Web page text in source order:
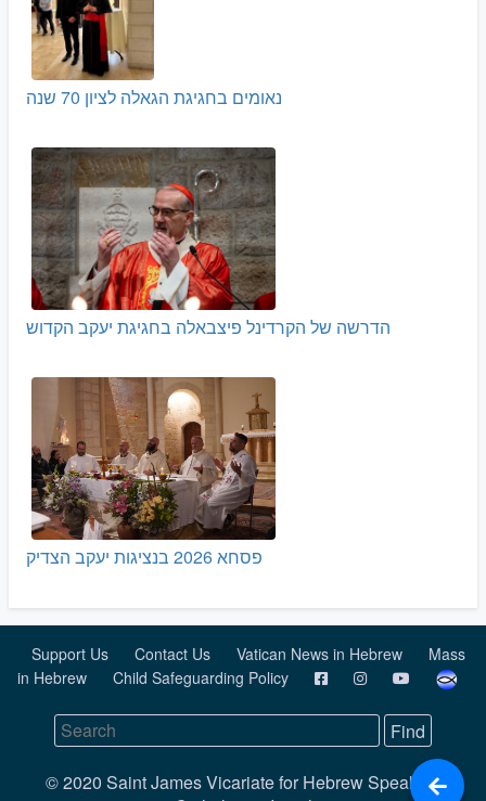
נאומים בחגיגת הגאלה לציון 70 שנה
הדרשה של הקרדינל פיצבאלה בחגיגת יעקב הקדוש
פסחא 2026 בנציגות יעקב הצדיק
Support Us Contact Us Vatican News in Hebrew
Mass
in Hebrew
Child Safeguarding Policy
© 2020 Saint James Vicariate for Hebrew Speaking